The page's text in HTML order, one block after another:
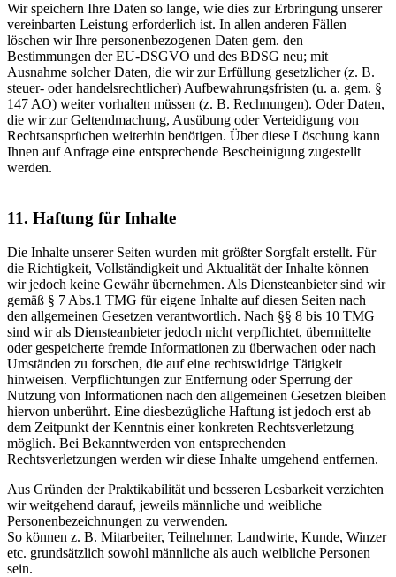
Wir speichern Ihre Daten so lange, wie dies zur Erbringung unserer
vereinbarten Leistung erforderlich ist. In allen anderen Fällen
löschen wir Ihre personenbezogenen Daten gem. den
Bestimmungen der EU-DSGVO und des BDSG neu; mit
Ausnahme solcher Daten, die wir zur Erfüllung gesetzlicher (z. B.
steuer- oder handelsrechtlicher) Aufbewahrungsfristen (u. a. gem. §
147 AO) weiter vorhalten müssen (z. B. Rechnungen). Oder Daten,
die wir zur Geltendmachung, Ausübung oder Verteidigung von
Rechtsansprüchen weiterhin benötigen. Über diese Löschung kann
Ihnen auf Anfrage eine entsprechende Bescheinigung zugestellt
werden.
11. Haftung für Inhalte
Die Inhalte unserer Seiten wurden mit größter Sorgfalt erstellt. Für
die Richtigkeit, Vollständigkeit und Aktualität der Inhalte können
wir jedoch keine Gewähr übernehmen. Als Diensteanbieter sind wir
gemäß § 7 Abs.1 TMG für eigene Inhalte auf diesen Seiten nach
den allgemeinen Gesetzen verantwortlich. Nach §§ 8 bis 10 TMG
sind wir als Diensteanbieter jedoch nicht verpflichtet, übermittelte
oder gespeicherte fremde Informationen zu überwachen oder nach
Umständen zu forschen, die auf eine rechtswidrige Tätigkeit
hinweisen. Verpflichtungen zur Entfernung oder Sperrung der
Nutzung von Informationen nach den allgemeinen Gesetzen bleiben
hiervon unberührt. Eine diesbezügliche Haftung ist jedoch erst ab
dem Zeitpunkt der Kenntnis einer konkreten Rechtsverletzung
möglich. Bei Bekanntwerden von entsprechenden
Rechtsverletzungen werden wir diese Inhalte umgehend entfernen.
Aus Gründen der Praktikabilität und besseren Lesbarkeit verzichten
wir weitgehend darauf, jeweils männliche und weibliche
Personenbezeichnungen zu verwenden.
So können z. B. Mitarbeiter, Teilnehmer, Landwirte, Kunde, Winzer
etc. grundsätzlich sowohl männliche als auch weibliche Personen
sein.